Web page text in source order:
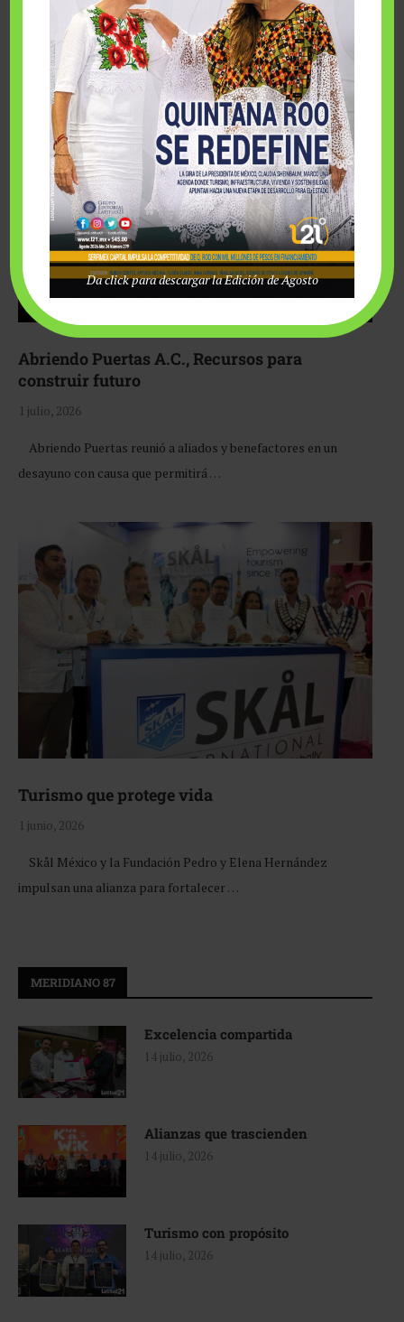
Fairmont Mayakoba y Make-A-Wish México unieron
esfuerzos para hacer realidad el deseo de una …
Abriendo Puertas A.C., Recursos para
construir futuro
1 julio, 2026
Abriendo Puertas reunió a aliados y benefactores en un
desayuno con causa que permitirá …
Turismo que protege vida
1 junio, 2026
Skål México y la Fundación Pedro y Elena Hernández
impulsan una alianza para fortalecer …
MERIDIANO 87
Excelencia compartida
14 julio, 2026
Alianzas que trascienden
14 julio, 2026
Turismo con propósito
14 julio, 2026
Da click para descargar la Edición de Agosto